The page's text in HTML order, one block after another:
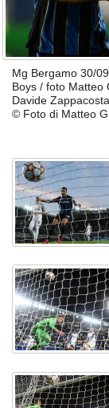
Mg Bergamo 30/
Boys / foto Matteo
Davide
© Foto di Matteo